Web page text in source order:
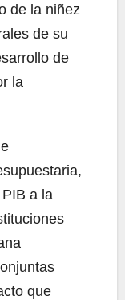
de la niñez
de su
de
la
a la
que